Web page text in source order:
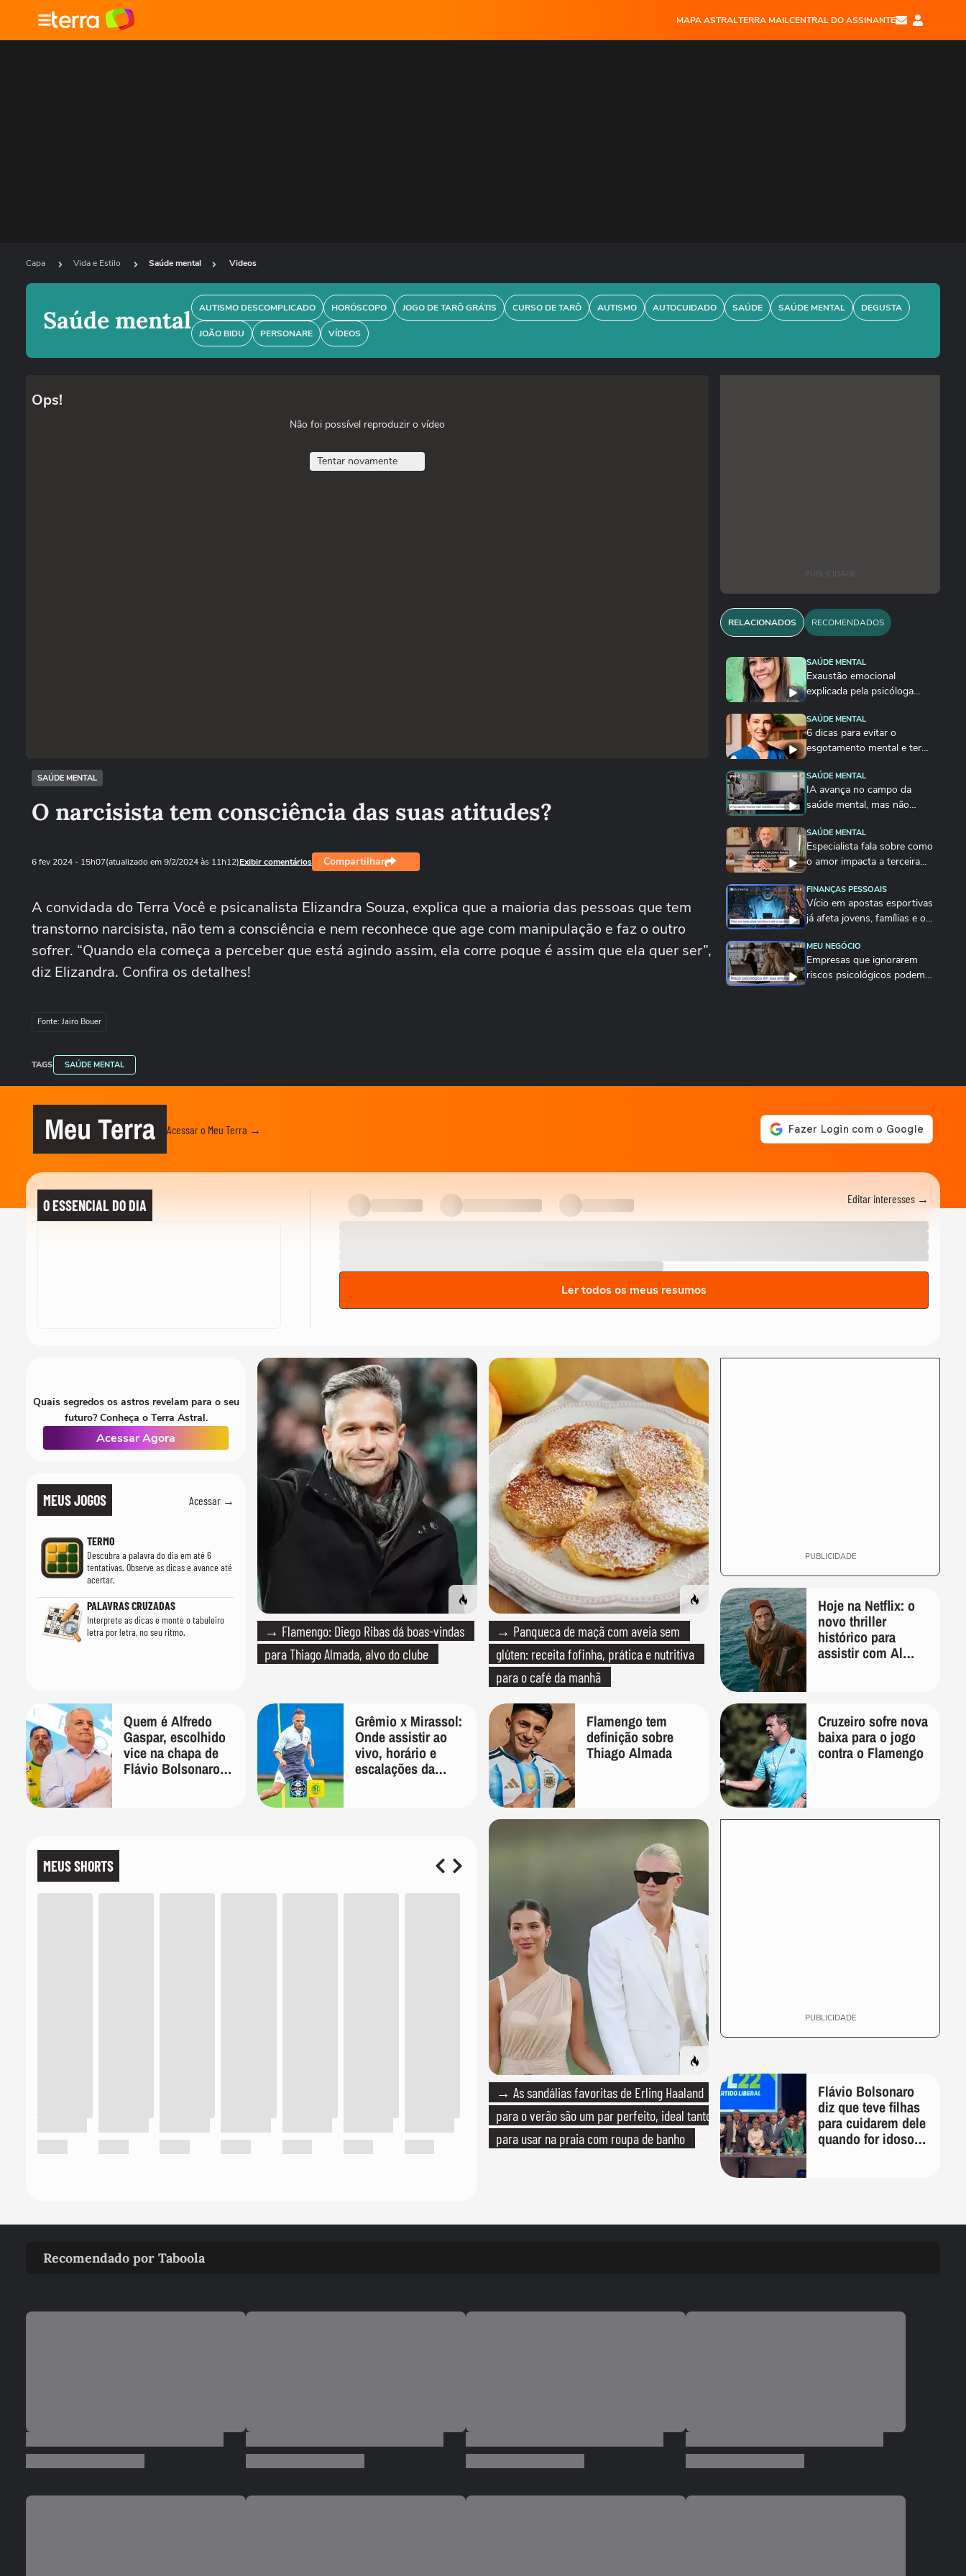
MAPA ASTRALTERRA MAILCENTRAL DO ASSINANTE
Capa Vida e Estilo Saúde mental Videos
Saúde mental AUTISMO DESCOMPLICADO HORÓSCOPO JOGO DE TARÔ GRÁTIS CURSO DE TARÔ AUTISMO AUTOCUIDADO SAÚDE SAÚDE MENTAL DEGUSTA
JOÃO BIDU PERSONARE VÍDEOS
Ops!
Não foi possível reproduzir o vídeo
Tentar novamente
SAÚDE MENTAL
O narcisista tem consciência das suas atitudes?
6 fev 2024- 15h07(atualizado em 9/2/2024 às 11h12)Exibir comentários Compartilhar
A convidada do Terra Você e psicanalista Elizandra Souza, explica que a maioria das pessoas que tem
transtorno narcisista, não tem a consciência e nem reconhece que age com manipulação e faz o outro
sofrer. “Quando ela começa a perceber que está agindo assim, ela corre poque é assim que ela quer ser”,
diz Elizandra. Confira os detalhes!
Fonte: Jairo Bouer
TAGS SAÚDE MENTAL
PUBLICIDADE
RELACIONADOS RECOMENDADOS
SAÚDE MENTAL
Exaustão emocional
explicada pela psicóloga
SAÚDE MENTAL
6 dicas para evitar o
esgotamento mental e ter
SAÚDE MENTAL
IA avança no campo da
saúde mental, mas não
SAÚDE MENTAL
Especialista fala sobre como
o amor impacta a terceira
FINANÇAS PESSOAIS
Vício em apostas esportivas
já afeta jovens, famílias e o
MEU NEGÓCIO
Empresas que ignorarem
riscos psicológicos podem
precisa ter plano de ação
MEU NEGÓCIO
Apostar online pode custar
seu emprego: como
SAÚDE MENTAL
moldam os
Ansiedade x estresse: saiba
as diferenças e como tratar
da forma...
Entenda qual é o papel do
Meu Terra Acessar o Meu Terra →
O ESSENCIAL DO DIA Editar interesses →
Ler todos os meus resumos
MEUS JOGOS Acessar →
TERMO
Descubra a palavra do dia em até 6
tentativas. Observe as dicas e avance até
acertar.
PALAVRAS CRUZADAS
Interprete as dicas e monte o tabuleiro
letra por letra, no seu ritmo.
→ Flamengo: Diego Ribas dá boas-vindas
para Thiago Almada, alvo do clube
→ Panqueca de maçã com aveia sem
glúten: receita fofinha, prática e nutritiva
para o café da manhã
PUBLICIDADE
→ As sandálias favoritas de Erling Haaland
para o verão são um par perfeito, ideal tanto
para usar na praia com roupa de banho
Hoje na Netflix: o
novo thriller
histórico para
assistir com Al
Quem é Alfredo
Gaspar, escolhido
vice na chapa de
Flávio Bolsonaro
Grêmio x Mirassol:
Onde assistir ao
vivo, horário e
escalações da
Flamengo tem
definição sobre
Thiago Almada
Cruzeiro sofre nova
baixa para o jogo
contra o Flamengo
MEUS SHORTS
PUBLICIDADE
Quais segredos os astros revelam para o seu
futuro? Conheça o Terra Astral.
Acessar Agora
Flávio Bolsonaro
diz que teve filhas
para cuidarem dele
quando for idoso:
Recomendado por Taboola